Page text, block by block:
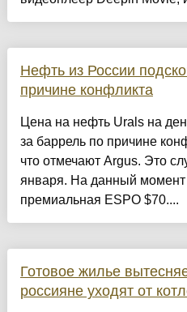
Нефть из России
причине конфликта
Цена на нефть Urals на
за баррель по причине
что отмечают Argus. Это
января. На данный момент
премиальная ESPO $70....
Готовое жилье
россияне уходят от